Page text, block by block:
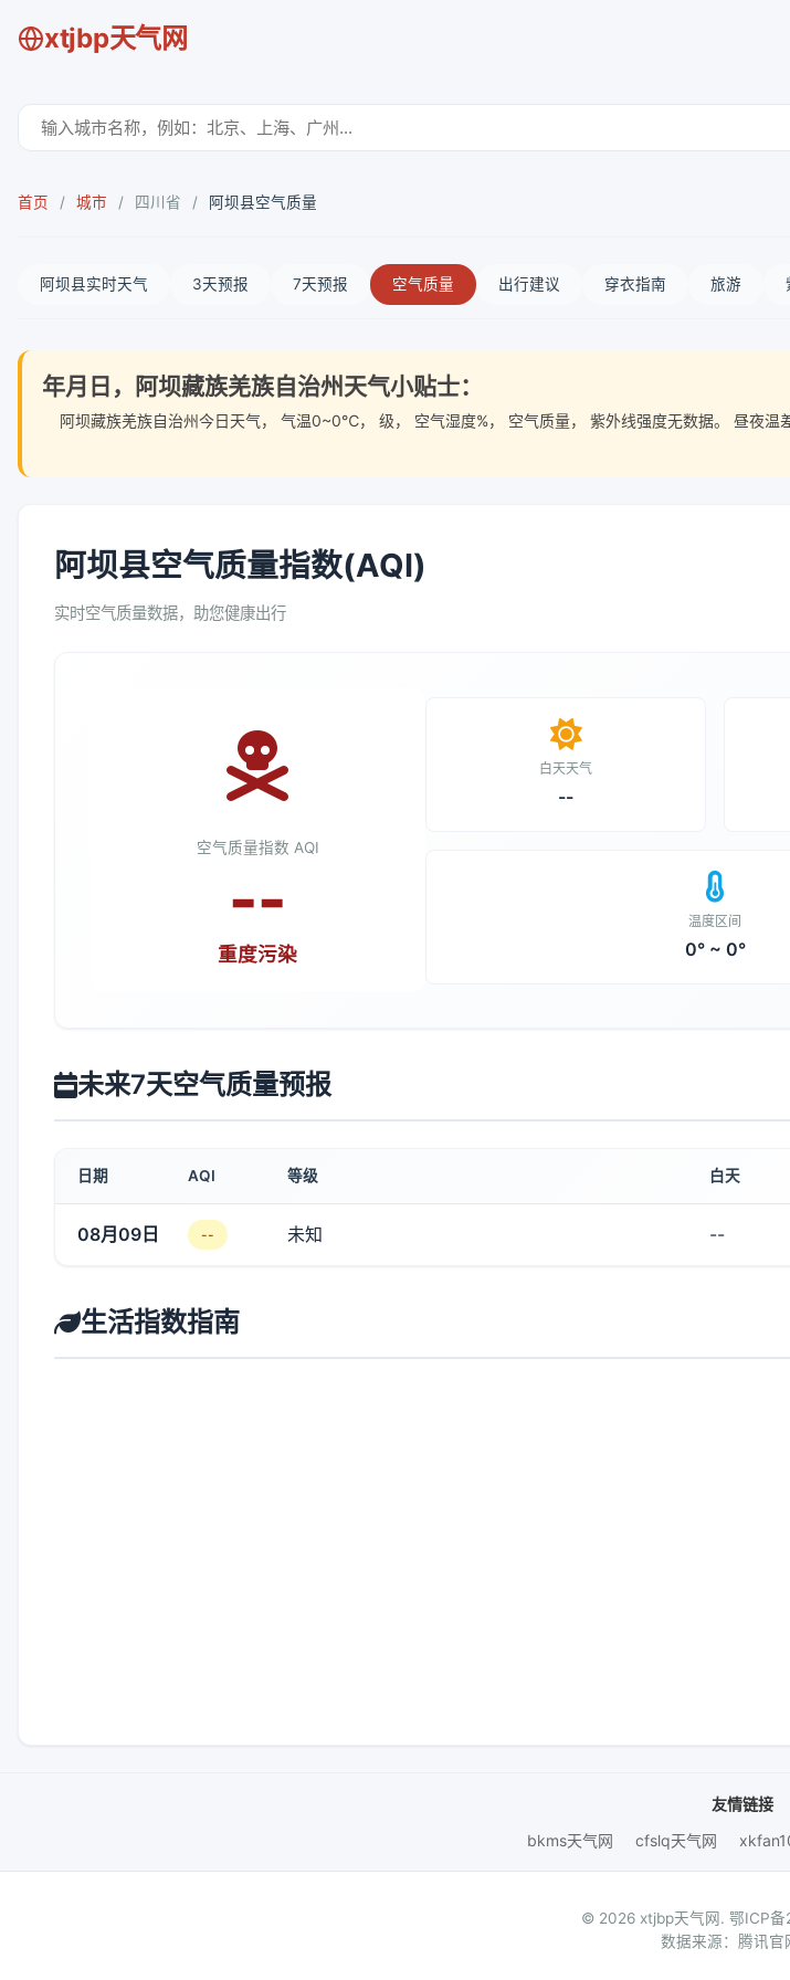
xtjbp天气网
首页 / 城市 / 四川省 / 阿坝县空气质量
阿坝县实时天气 3天预报 7天预报 空气质量 出行建议 穿衣指南 旅游
年月日，阿坝藏族羌族自治州天气小贴士：
阿坝藏族羌族自治州今日天气， 气温0~0℃， 级， 空气湿度%， 空气质量， 紫外线强度无数据。 昼夜
阿坝县空气质量指数(AQI)
实时空气质量数据，助您健康出行
空气质量指数 AQI
--
重度污染
白天天气
--
温度区间
0° ~ 0°
未来7天空气质量预报
日期 AQI 等级 白天
08月09日 -- 未知 --
生活指数指南
友情链接
bkms天气网
cfslq天气网
© 2026 xtjbp天气网. 鄂ICP
数据来源：腾讯官